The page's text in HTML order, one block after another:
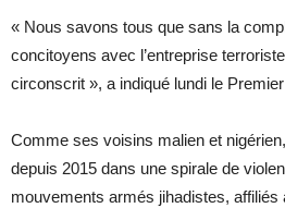
« Nous savons tous que sans la
concitoyens avec l’entreprise
circonscrit », a indiqué lundi le
Comme ses voisins malien et
depuis 2015 dans une spirale de
mouvements armés jihadistes, affiliés